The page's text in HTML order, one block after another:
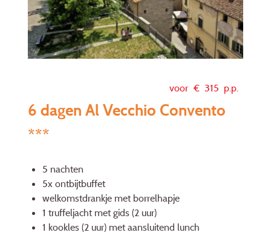
voor € 315 p.p.
6 dagen Al Vecchio Convento
***
5 nachten
5x ontbijtbuffet
welkomstdrankje met borrelhapje
1 truffeljacht met gids (2 uur)
1 kookles (2 uur) met aansluitend lunch